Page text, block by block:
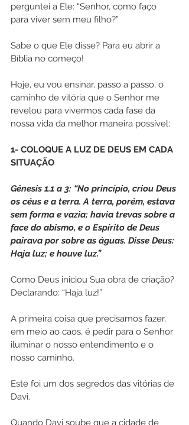
perguntei a Ele: “Senhor, como faço
para viver sem meu filho?”
Sabe o que Ele disse? Para eu abrir a
Bíblia no começo!
Hoje, eu vou ensinar, passo a passo, o
caminho de vitória que o Senhor me
revelou para vivermos cada fase da
nossa vida da melhor maneira possível:
1- COLOQUE A LUZ DE DEUS EM CADA
SITUAÇÃO
Gênesis 1.1 a 3: “No princípio, criou Deus
os céus e a terra. A terra, porém, estava
sem forma e vazia; havia trevas sobre a
face do abismo, e o Espírito de Deus
pairava por sobre as águas. Disse Deus:
Haja luz; e houve luz.”
Como Deus iniciou Sua obra de criação?
Declarando: “Haja luz!”
A primeira coisa que precisamos fazer,
em meio ao caos, é pedir para o Senhor
iluminar o nosso entendimento e o
nosso caminho.
Este foi um dos segredos das vitórias de
Davi.
Quando Davi soube que a cidade de